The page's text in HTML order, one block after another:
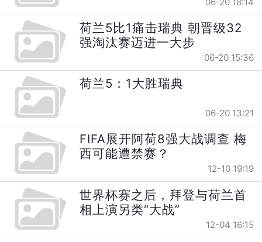
荷兰5比1痛击瑞典 朝晋级32
强淘汰赛迈进一大步
06-20 15:36
荷兰5：1大胜瑞典
06-20 13:21
FIFA展开阿荷8强大战调查 梅
西可能遭禁赛？
12-10 19:19
世界杯赛之后，拜登与荷兰首
相上演另类“大战”
12-04 16:15